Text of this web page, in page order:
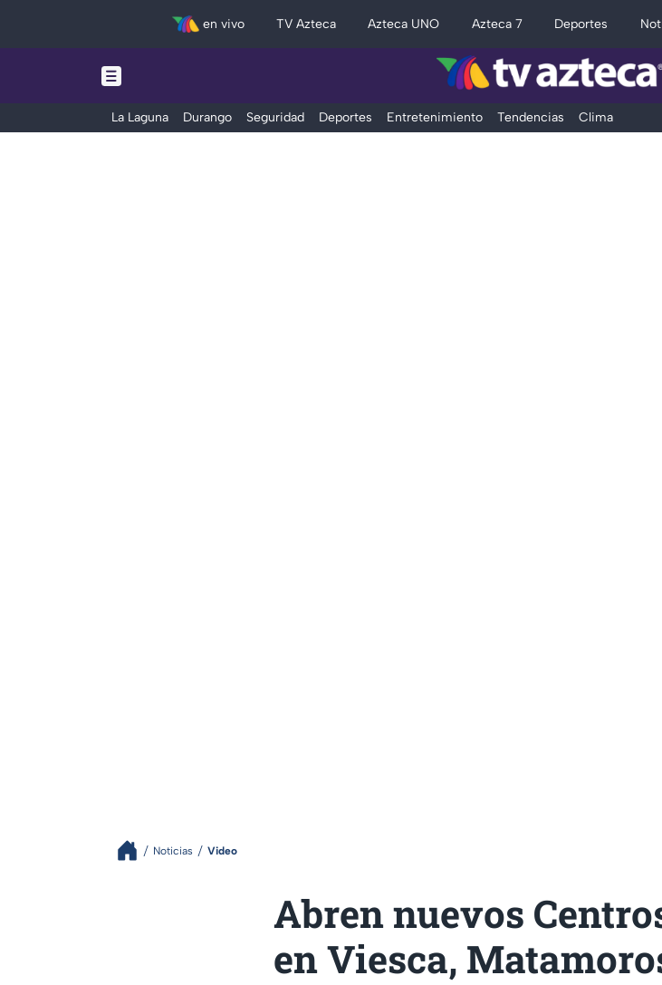
en vivo TV Azteca Azteca UNO Azteca 7 Deportes
La Laguna Durango Seguridad Deportes Entretenimiento Tendencias Clima
Noticias Video
Abren nuevos
en Viesca,